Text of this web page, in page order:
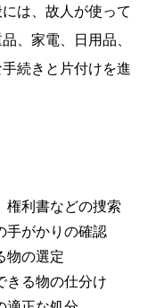
は、故人が使って
、家電、日用品、
続きと片付けを進
権利書などの捜索
手がかりの確認
物の選定
きる物の仕分け